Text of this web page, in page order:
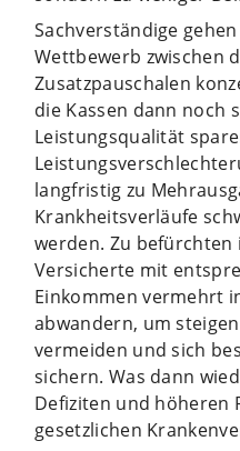
Sachverständige
Wettbewerb zwischen
Zusatzpauschalen
die Kassen dann noch
Leistungsqualität
langfristig zu
Krankheitsverläufe
werden. Zu
Versicherte mit
Einkommen vermehrt
abwandern, um
vermeiden und sich
sichern. Was dann
Defiziten und höheren
gesetzlichen